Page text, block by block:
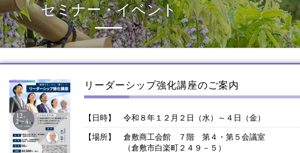
セミナー・イベント
リーダーシップ強化講座のご案内
【日時】
令和８年１２月２日（水）～４日（金）
【場所】
倉敷商工会館 ７階 第４・第５会議室
（倉敷市白楽町２４９－５）